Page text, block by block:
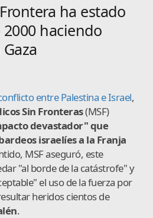
ha estado
haciendo
entre Palestina e Israel,
Sin Fronteras(MSF)
devastador" que
israelíes a la Franja
MSF aseguró, este
"al borde de la catástrofe" y
el uso de la fuerza por
heridos cientos de
.